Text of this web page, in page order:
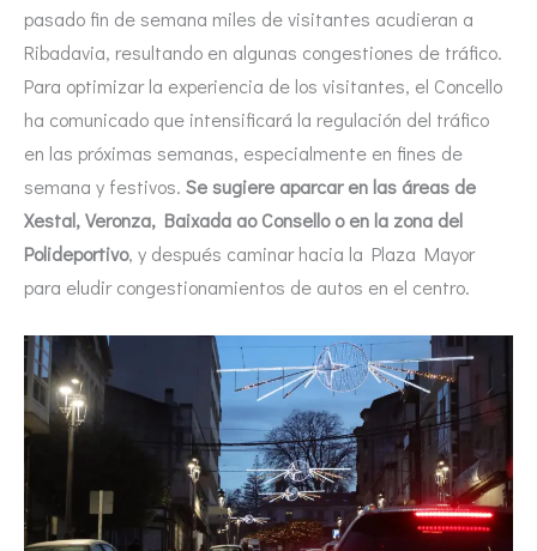
pasado fin de semana miles de visitantes acudieran a
Ribadavia, resultando en algunas congestiones de tráfico.
Para optimizar la experiencia de los visitantes, el Concello
ha comunicado que intensificará la regulación del tráfico
en las próximas semanas, especialmente en fines de
semana y festivos. Se sugiere aparcar en las áreas de
Xestal, Veronza, Baixada ao Consello o en la zona del
Polideportivo, y después caminar hacia la Plaza Mayor
para eludir congestionamientos de autos en el centro.